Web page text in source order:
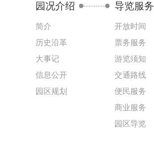
园况介绍
简介
历史沿革
大事记
信息公开
园区规划
导览服务
开放时间
票务服务
游览须知
交通路线
便民服务
商业服务
园区导览